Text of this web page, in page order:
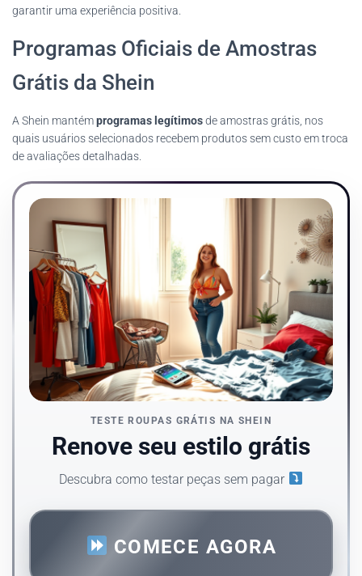
garantir uma experiência positiva.
Programas Oficiais de Amostras
Grátis da Shein
A Shein mantémprogramas legítimosde amostras grátis, nos
quais usuários selecionados recebem produtos sem custo em troca
de avaliações detalhadas.
TESTE ROUPAS GRÁTIS NA SHEIN
Renove seu estilo grátis
Descubra como testar peças sem pagar
COMECE AGORA